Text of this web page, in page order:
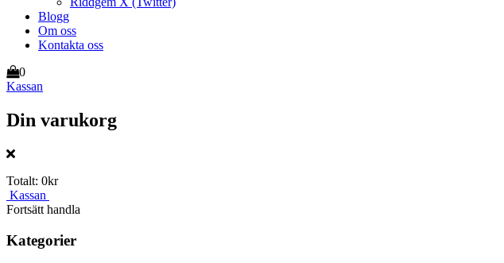
Blogg
Om oss
Kontakta oss
0
Kassan
Din varukorg
Totalt: 0kr
Kassan
Fortsätt handla
Kategorier